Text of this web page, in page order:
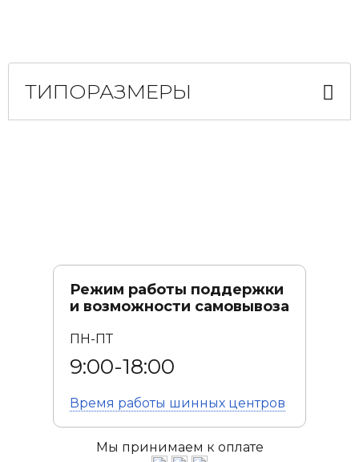
ТИПОРАЗМЕРЫ
Режим работы поддержки
и возможности самовывоза
ПН-ПТ
9:00-18:00
Время работы шинных центров
Мы принимаем к оплате